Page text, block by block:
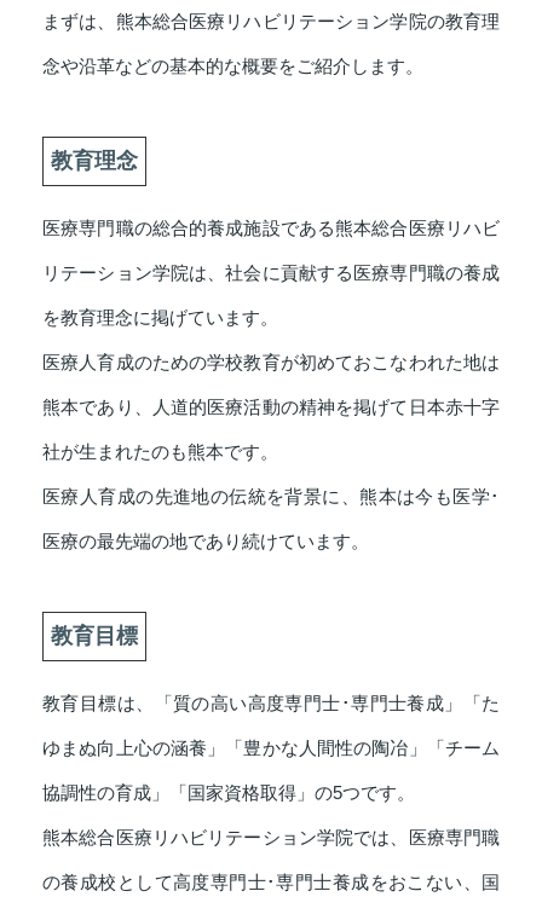
まずは、熊本総合医療リハビリテーション学院の教育理
念や沿革などの基本的な概要をご紹介します。
教育理念
医療専門職の総合的養成施設である熊本総合医療リハビ
リテーション学院は、社会に貢献する医療専門職の養成
を教育理念に掲げています。
医療人育成のための学校教育が初めておこなわれた地は
熊本であり、人道的医療活動の精神を掲げて日本赤十字
社が生まれたのも熊本です。
医療人育成の先進地の伝統を背景に、熊本は今も医学･
医療の最先端の地であり続けています。
教育目標
教育目標は、「質の高い高度専門士･専門士養成」「た
ゆまぬ向上心の涵養」「豊かな人間性の陶冶」「チーム
協調性の育成」「国家資格取得」の5つです。
熊本総合医療リハビリテーション学院では、医療専門職
の養成校として高度専門士･専門士養成をおこない、国